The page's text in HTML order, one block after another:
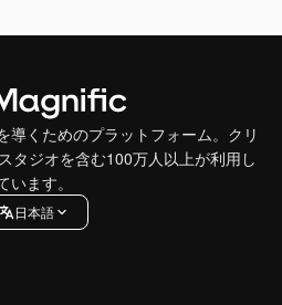
導くためのプラットフォーム。クリ
タジオを含む100万人以上が利用し
います。
日本語